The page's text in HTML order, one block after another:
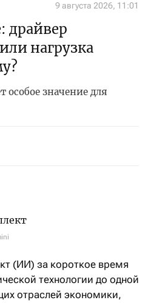
9 августа 2026, 11:01
драйвер
нагрузка
особое значение для
(ИИ) за короткое время
технологии до одной
отраслей экономики,